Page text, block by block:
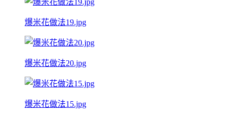
爆米花做法19.jpg
爆米花做法20.jpg
爆米花做法15.jpg